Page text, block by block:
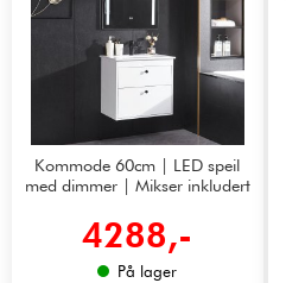
Kommode 60cm | LED speil
med dimmer | Mikser inkludert
4288,-
På lager